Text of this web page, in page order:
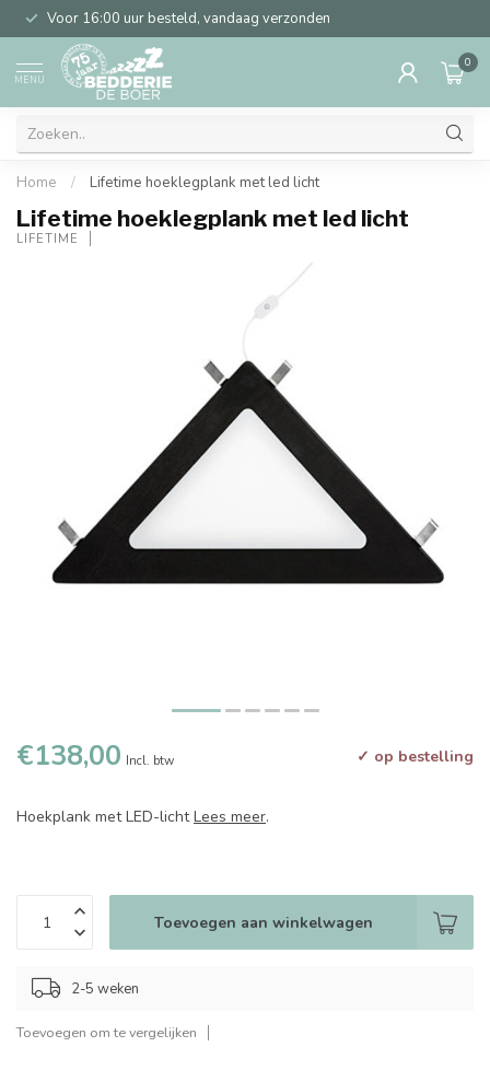
Voor 16:00 uur besteld, vandaag verzonden
MENU
0
Home / Lifetime hoeklegplank met led licht
Lifetime hoeklegplank met led licht
LIFETIME
€138,00 Incl. btw ✓ op bestelling
Hoekplank met LED-lichtLees meer.
Toevoegen aan winkelwagen
2-5 weken
Toevoegen om te vergelijken